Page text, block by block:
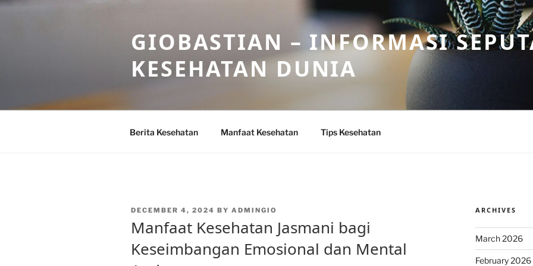
Skip
GIOBASTIAN – INFORMASI
KESEHATAN DUNIA
Berita Kesehatan Manfaat Kesehatan Tips Kesehatan
POSTED
DECEMBER 4, 2024 BY ADMINGIO
Manfaat Kesehatan Jasmani bagi
Keseimbangan Emosional dan Mental
ARCHIVES
March 2026
February 2026